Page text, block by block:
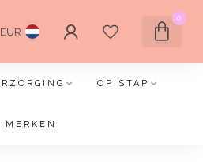
EUR
0
OP STAP
MERKEN